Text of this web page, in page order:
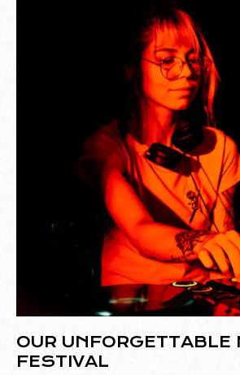
OUR UNFORGETTABLE
FESTIVAL